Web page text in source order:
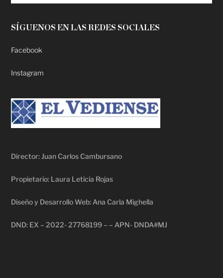
SÍGUENOS EN LAS REDES SOCIALES
Facebook
Instagram
Director: Juan Carlos Cambursano
Propietario: Laura Leticia Rojas
Diseño y Desarrollo Web: Ana Carla Mighella
DND: EX – 2022- 27768199 – – APN- DNDA#MJ